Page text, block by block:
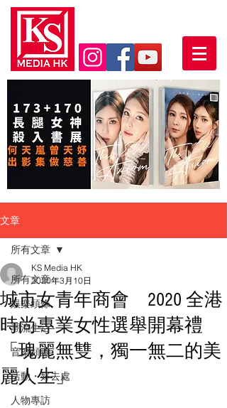
文章
所有文章
娛樂頭條
潮流生活
音樂頻道
活動・好去處
人物專訪
所有文章
城市女青年商會 2020 全港
時尚專業女性選舉開幕禮
「瑰麗無雙，獨一無二的美
麗人生」
KS Media HK
2020年3月10日